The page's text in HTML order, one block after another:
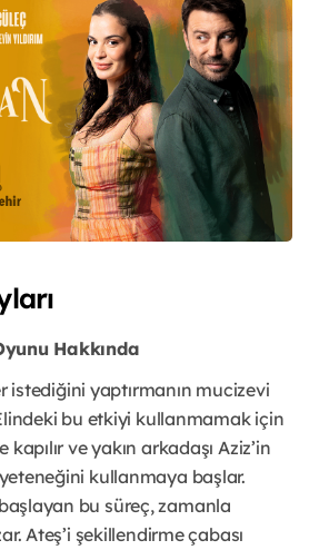
Hakkında
istediğini yaptırmanın mucizevi
bu etkiyi kullanmamak için
ve yakın arkadaşı Aziz’in
kullanmaya başlar.
bu süreç, zamanla
Ateş’i şekillendirme çabası